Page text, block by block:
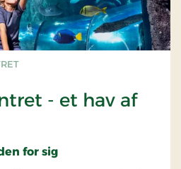
- et hav af
for sig